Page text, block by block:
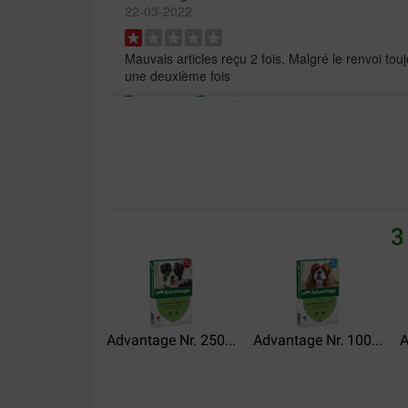
22-03-2022
Mauvais articles reçu 2 fois. Malgré le renvoi
une deuxième fois
Translate to English
Daisy Houwer
06-08-2018
Advantage Nr. 250... Advantage Nr. 100...